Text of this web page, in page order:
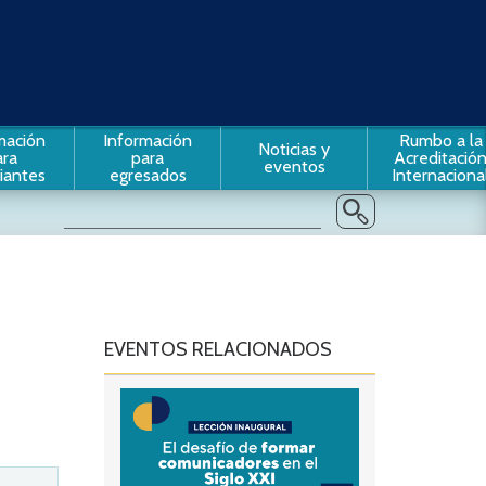
Información
para
egresados
Noticias y
eventos
Rumbo a la
Acreditación
EVENTOS RELACIONADOS